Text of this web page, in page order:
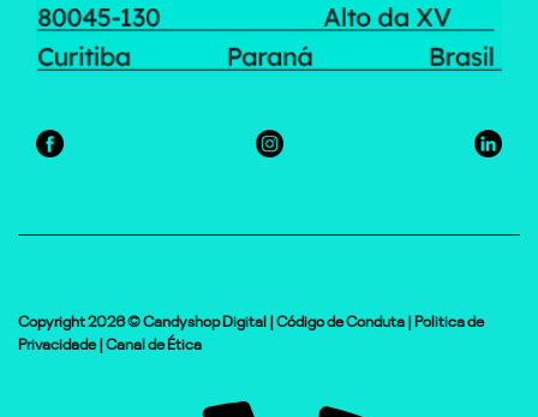
Copyright 2026 © Candyshop Digital |Código de Conduta|Politica de
Privacidade|Canal de Ética